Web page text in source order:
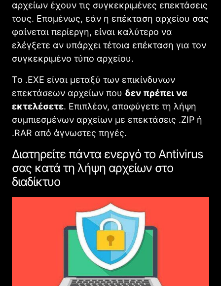
αρχείων έχουν τις συγκεκριμένες επεκτάσεις
τους. Επομένως, εάν η επέκταση αρχείου σας
φαίνεται περίεργη, είναι καλύτερο να
ελέγξετε αν υπάρχει τέτοια επέκταση για τον
συγκεκριμένο τύπο αρχείου.
Το .EXE είναι μεταξύ των επικίνδυνων
επεκτάσεων αρχείων που δεν πρέπει να
εκτελέσετε. Επιπλέον, αποφύγετε τη λήψη
συμπιεσμένων αρχείων με επεκτάσεις .ZIP ή
.RAR από άγνωστες πηγές.
Διατηρείτε πάντα ενεργό το Antivirus
σας κατά τη λήψη αρχείων στο
διαδίκτυο